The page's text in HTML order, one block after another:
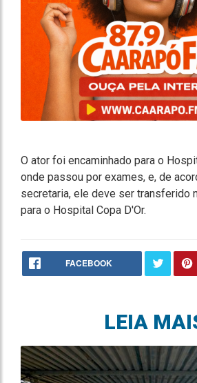
O ator foi encaminhado para o
onde passou por exames, e, de
secretaria, ele deve ser transferido
para o Hospital Copa D'Or.
FACEBOOK
LEIA